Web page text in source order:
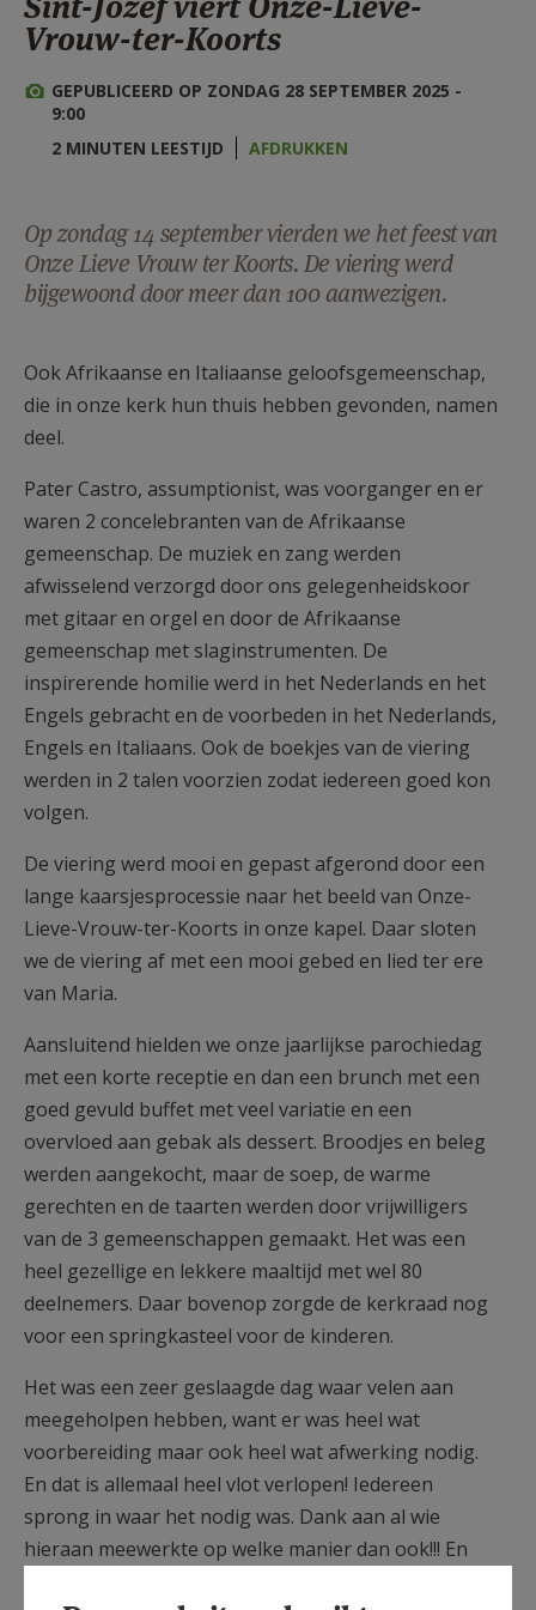
AANMELDEN OF REGISTREREN
Vrouw-ter-Koorts
GEPUBLICEERD OP ZONDAG 28 SEPTEMBER 2025 -
9:00
2 MINUTEN LEESTIJD
AFDRUKKEN
Op zondag 14 september vierden we het feest van
Onze Lieve Vrouw ter Koorts. De viering werd
bijgewoond door meer dan 100 aanwezigen.
Ook Afrikaanse en Italiaanse geloofsgemeenschap,
die in onze kerk hun thuis hebben gevonden, namen
deel.
Pater Castro, assumptionist, was voorganger en er
waren 2 concelebranten van de Afrikaanse
gemeenschap. De muziek en zang werden
afwisselend verzorgd door ons gelegenheidskoor
met gitaar en orgel en door de Afrikaanse
gemeenschap met slaginstrumenten. De
inspirerende homilie werd in het Nederlands en het
Engels gebracht en de voorbeden in het Nederlands,
Engels en Italiaans. Ook de boekjes van de viering
werden in 2 talen voorzien zodat iedereen goed kon
volgen.
De viering werd mooi en gepast afgerond door een
lange kaarsjesprocessie naar het beeld van Onze-
Lieve-Vrouw-ter-Koorts in onze kapel. Daar sloten
we de viering af met een mooi gebed en lied ter ere
van Maria.
Aansluitend hielden we onze jaarlijkse parochiedag
met een korte receptie en dan een brunch met een
goed gevuld buffet met veel variatie en een
overvloed aan gebak als dessert. Broodjes en beleg
werden aangekocht, maar de soep, de warme
gerechten en de taarten werden door vrijwilligers
van de 3 gemeenschappen gemaakt. Het was een
heel gezellige en lekkere maaltijd met wel 80
deelnemers. Daar bovenop zorgde de kerkraad nog
voor een springkasteel voor de kinderen.
Het was een zeer geslaagde dag waar velen aan
meegeholpen hebben, want er was heel wat
voorbereiding maar ook heel wat afwerking nodig.
En dat is allemaal heel vlot verlopen! Iedereen
sprong in waar het nodig was. Dank aan al wie
hieraan meewerkte op welke manier dan ook!!! En